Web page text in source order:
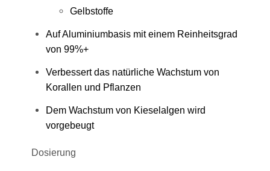
Gelbstoffe
Auf Aluminiumbasis mit einem Reinheitsgrad
von 99%+
Verbessert das natürliche Wachstum von
Korallen und Pflanzen
Dem Wachstum von Kieselalgen wird
vorgebeugt
Dosierung